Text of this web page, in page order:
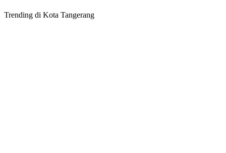
Trending di Kota Tangerang